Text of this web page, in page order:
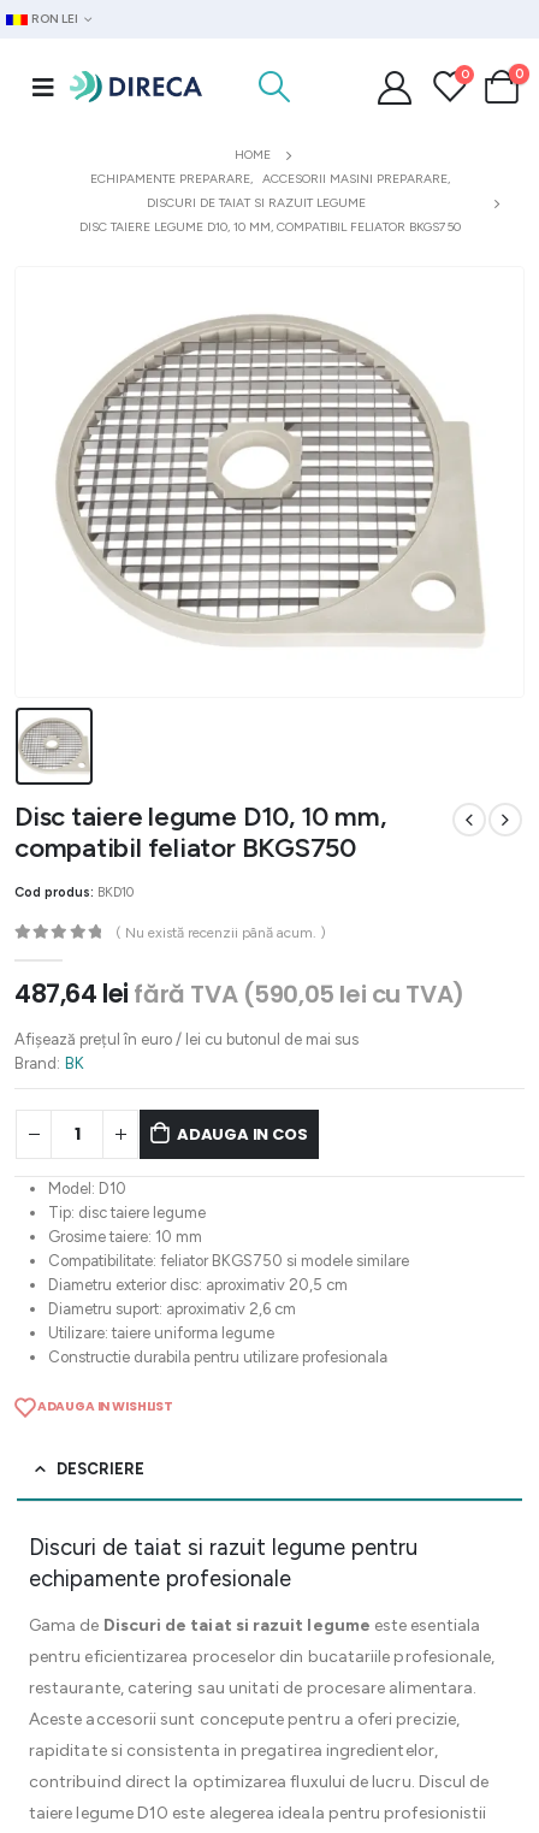
RON LEI
0 0
HOME
ECHIPAMENTE PREPARARE, ACCESORII MASINI PREPARARE,
DISCURI DE TAIAT SI RAZUIT LEGUME
DISC TAIERE LEGUME D10, 10 MM, COMPATIBIL FELIATOR BKGS750
Disc taiere legume D10, 10 mm,
compatibil feliator BKGS750
Cod produs: BKD10
( Nu există recenzii până acum. )
487,64 lei fără TVA (590,05 lei cu TVA)
Afișează prețul în euro / lei cu butonul de mai sus
Brand: BK
ADAUGA IN COS
Model: D10
Tip: disc taiere legume
Grosime taiere: 10 mm
Compatibilitate: feliator BKGS750 si modele similare
Diametru exterior disc: aproximativ 20,5 cm
Diametru suport: aproximativ 2,6 cm
Utilizare: taiere uniforma legume
Constructie durabila pentru utilizare profesionala
ADAUGA IN WISHLIST
DESCRIERE
Discuri de taiat si razuit legume pentru
echipamente profesionale
Gama de Discuri de taiat si razuit legume este esentiala
pentru eficientizarea proceselor din bucatariile profesionale,
restaurante, catering sau unitati de procesare alimentara.
Aceste accesorii sunt concepute pentru a oferi precizie,
rapiditate si consistenta in pregatirea ingredientelor,
contribuind direct la optimizarea fluxului de lucru. Discul de
taiere legume D10 este alegerea ideala pentru profesionistii